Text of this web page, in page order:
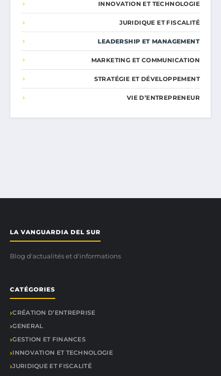
INNOVATION ET TECHNOLOGIE
JURIDIQUE ET FISCALITÉ
LEADERSHIP ET MANAGEMENT
MARKETING ET COMMUNICATION
STRATÉGIE ET DÉVELOPPEMENT
VIE D’ENTREPRENEUR
LA VANGUARDIA DEL SUR
Blog d'actualités et d'informations
CATÉGORIES
CRÉATION D’ENTREPRISE
GENERAL
GESTION ET FINANCES
INNOVATION ET TECHNOLOGIE
JURIDIQUE ET FISCALITÉ